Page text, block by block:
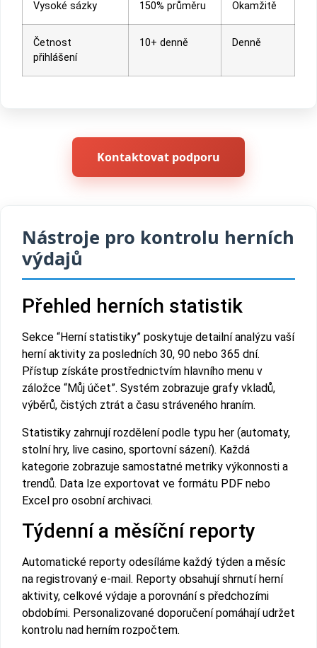
Vysoké sázky 150% průměru Okamžitě
Četnost
přihlášení
10+ denně Denně
Kontaktovat podporu
Nástroje pro kontrolu herních
výdajů
Přehled herních statistik
Sekce “Herní statistiky” poskytuje detailní analýzu vaší
herní aktivity za posledních 30, 90 nebo 365 dní.
Přístup získáte prostřednictvím hlavního menu v
záložce “Můj účet”. Systém zobrazuje grafy vkladů,
výběrů, čistých ztrát a času stráveného hraním.
Statistiky zahrnují rozdělení podle typu her (automaty,
stolní hry, live casino, sportovní sázení). Každá
kategorie zobrazuje samostatné metriky výkonnosti a
trendů. Data lze exportovat ve formátu PDF nebo
Excel pro osobní archivaci.
Týdenní a měsíční reporty
Automatické reporty odesíláme každý týden a měsíc
na registrovaný e-mail. Reporty obsahují shrnutí herní
aktivity, celkové výdaje a porovnání s předchozími
obdobími. Personalizované doporučení pomáhají udržet
kontrolu nad herním rozpočtem.